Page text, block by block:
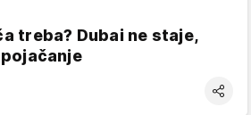
treba? Dubai ne staje,